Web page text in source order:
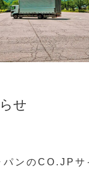
せ
パンのCO.JPサ